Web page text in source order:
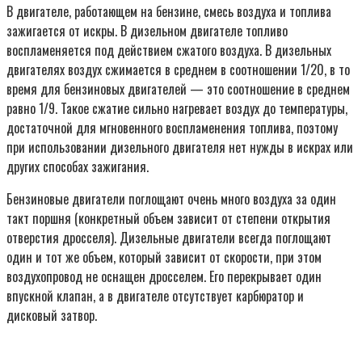
В двигателе, работающем на бензине, смесь воздуха и топлива
зажигается от искры. В дизельном двигателе топливо
воспламеняется под действием сжатого воздуха. В дизельных
двигателях воздух сжимается в среднем в соотношении 1/20, в то
время для бензиновых двигателей — это соотношение в среднем
равно 1/9. Такое сжатие сильно нагревает воздух до температуры,
достаточной для мгновенного воспламенения топлива, поэтому
при использовании дизельного двигателя нет нужды в искрах или
других способах зажигания.
Бензиновые двигатели поглощают очень много воздуха за один
такт поршня (конкретный объем зависит от степени открытия
отверстия дросселя). Дизельные двигатели всегда поглощают
один и тот же объем, который зависит от скорости, при этом
воздухопровод не оснащен дросселем. Его перекрывает один
впускной клапан, а в двигателе отсутствует карбюратор и
дисковый затвор.